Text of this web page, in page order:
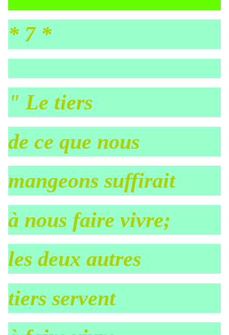
* 7 *
" Le tiers
de ce que nous
mangeons suffirait
à nous faire vivre;
les deux autres
tiers servent